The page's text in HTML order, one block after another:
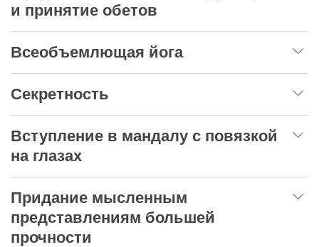
и принятие обетов
Всеобъемлющая йога
Секретность
Вступление в мандалу с повязкой
на глазах
Придание мысленным
представлениям большей
прочности